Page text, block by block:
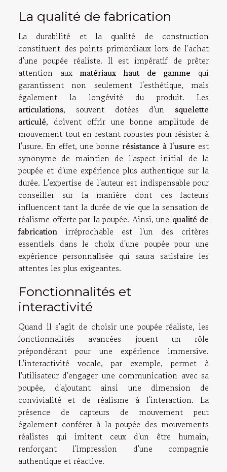
La qualité de fabrication
La durabilité et la qualité de construction
constituent des points primordiaux lors de l'achat
d'une poupée réaliste. Il est impératif de prêter
attention aux matériaux haut de gamme qui
garantissent non seulement l'esthétique, mais
également la longévité du produit. Les
articulations, souvent dotées d'un squelette
articulé, doivent offrir une bonne amplitude de
mouvement tout en restant robustes pour résister à
l'usure. En effet, une bonne résistance à l'usure est
synonyme de maintien de l'aspect initial de la
poupée et d'une expérience plus authentique sur la
durée. L'expertise de l'auteur est indispensable pour
conseiller sur la manière dont ces facteurs
influencent tant la durée de vie que la sensation de
réalisme offerte par la poupée. Ainsi, une qualité de
fabrication irréprochable est l'un des critères
essentiels dans le choix d'une poupée pour une
expérience personnalisée qui saura satisfaire les
attentes les plus exigeantes.
Fonctionnalités et
interactivité
Quand il s'agit de choisir une poupée réaliste, les
fonctionnalités avancées jouent un rôle
prépondérant pour une expérience immersive.
L'interactivité vocale, par exemple, permet à
l'utilisateur d'engager une communication avec sa
poupée, d'ajoutant ainsi une dimension de
convivialité et de réalisme à l'interaction. La
présence de capteurs de mouvement peut
également conférer à la poupée des mouvements
réalistes qui imitent ceux d'un être humain,
renforçant l'impression d'une compagnie
authentique et réactive.